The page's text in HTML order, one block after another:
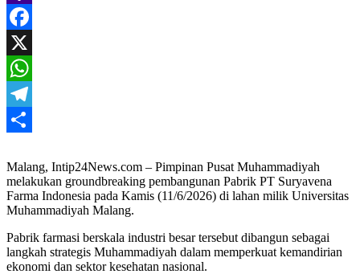
Yahoo
Mail
Facebook
X
WhatsApp
Telegram
Malang, Intip24News.com – Pimpinan Pusat Muhammadiyah
melakukan groundbreaking pembangunan Pabrik PT Suryavena
Farma Indonesia pada Kamis (11/6/2026) di lahan milik Universitas
Muhammadiyah Malang.
Pabrik farmasi berskala industri besar tersebut dibangun sebagai
langkah strategis Muhammadiyah dalam memperkuat kemandirian
ekonomi dan sektor kesehatan nasional.